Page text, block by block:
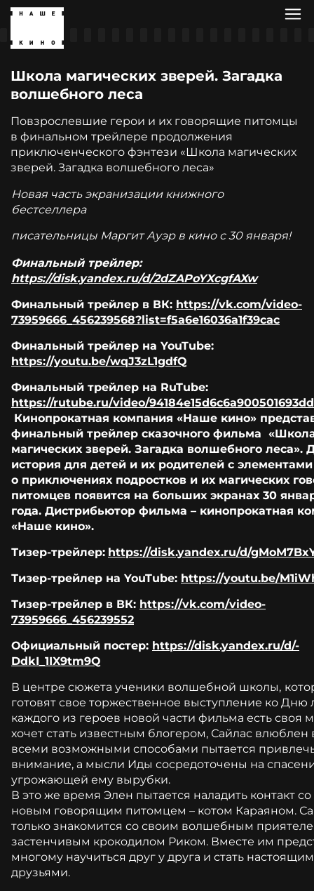
Школа магических зверей. Загадка
волшебного леса
Повзрослевшие герои и их говорящие питомцы
в финальном трейлере продолжения
приключенческого фэнтези «Школа магических
зверей. Загадка волшебного леса»
Новая часть экранизации книжного
бестселлера
писательницы Маргит Ауэр в кино с 30 января!
Финальный трейлер:
https://disk.yandex.ru/d/2dZAPoYXcgfAXw
Финальный трейлер в ВК: https://vk.com/video-
73959666_456239568?list=f5a6e16036a1f39cac
Финальный трейлер на YouTube:
https://youtu.be/wqJ3zL1gdfQ
Финальный трейлер на RuTube:
https://rutube.ru/video/
Кинопрокатная компания «Наше кино»
финальный трейлер сказочного фильма
магических зверей. Загадка волшебного леса».
история для детей и их родителей с
о приключениях подростков и их магических
питомцев появится на больших экранах 30
года. Дистрибьютор фильма – кинопрокатная
«Наше кино».
Тизер-трейлер: https://disk.yandex.ru/d/
Тизер-трейлер на YouTube: https://youtu.be/
Тизер-трейлер в ВК: https://vk.com/video-
73959666_456239552
Официальный постер: https://disk.yandex.ru/d/-
DdkI_1IX9tm9Q
В центре сюжета ученики волшебной школы,
готовят свое торжественное выступление ко Дню
каждого из героев новой части фильма есть своя
хочет стать известным блогером, Сайлас влюблен
всеми возможными способами пытается
внимание, а мысли Иды сосредоточены на
угрожающей ему вырубки.
В это же время Элен пытается наладить контакт
новым говорящим питомцем – котом Караяном.
только знакомится со своим волшебным
застенчивым крокодилом Риком. Вместе им
многому научиться друг у друга и стать
друзьями.